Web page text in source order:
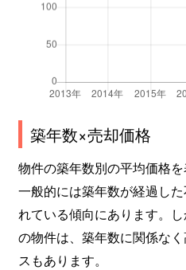
築年数×売却価格
物件の築年数別の平均価格を
一般的には築年数が経過し
れている傾向にあります。
の物件は、築年数に関係な
スもあります。